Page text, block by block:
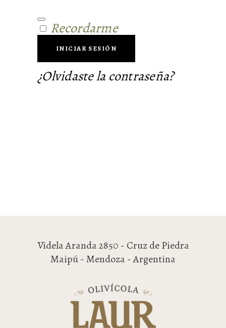
Recordarme
INICIAR SESIÓN
¿Olvidaste la contraseña?
Videla Aranda 2850 - Cruz de Piedra
Maipú - Mendoza - Argentina